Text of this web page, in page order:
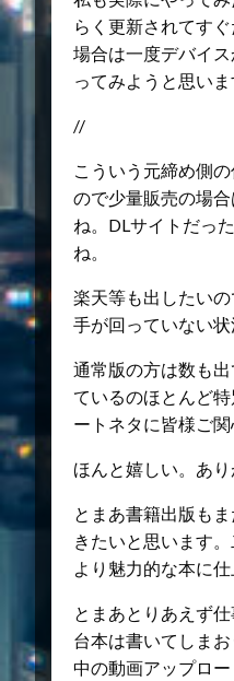
らく更新されてす
場合は一度デバイ
ってみようと思い
//
こういう元締め側
ので少量販売の場
ね。DLサイトだっ
ね。
楽天等も出したい
手が回っていない
通常版の方は数も
ているのほとんど
ートネタに皆様ご関
ほんと嬉しい。あり
とまあ書籍出版も
きたいと思います
より魅力的な本に
とまあとりあえず
台本は書いてしま
中の動画アップロー